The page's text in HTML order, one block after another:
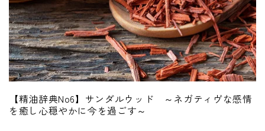
【精油辞典No6】サンダルウッド ～ネガティヴな感情
を癒し心穏やかに今を過ごす～